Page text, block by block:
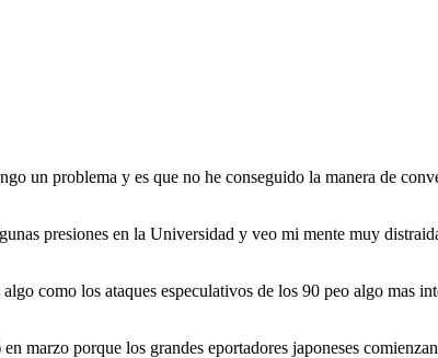
un problema y es que no he conseguido la manera de
presiones en la Universidad y veo mi mente muy
como los ataques especulativos de los 90 peo algo mas
marzo porque los grandes eportadores japoneses